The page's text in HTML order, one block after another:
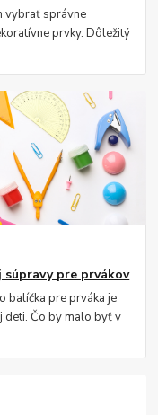
vybrať správne
prvky. Dôležitý
pre prvákov
balíčka pre prváka je
deti. Čo by malo byť v